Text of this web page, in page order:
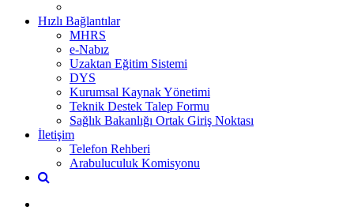
Hızlı Bağlantılar
MHRS
e-Nabız
Uzaktan Eğitim Sistemi
DYS
Kurumsal Kaynak Yönetimi
Teknik Destek Talep Formu
Sağlık Bakanlığı Ortak Giriş Noktası
İletişim
Telefon Rehberi
Arabuluculuk Komisyonu